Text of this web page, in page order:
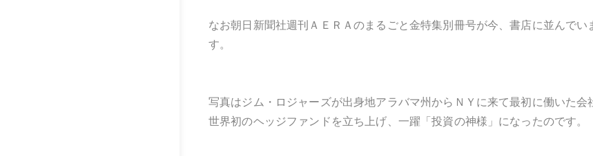
なお朝日新聞社週刊ＡＥＲＡのまるごと金特集別冊号が今、書店に並んで
す。
写真はジム・ロジャーズが出身地アラバマ州からＮＹに来て最初に働いた
世界初のヘッジファンドを立ち上げ、一躍「投資の神様」になったのです。